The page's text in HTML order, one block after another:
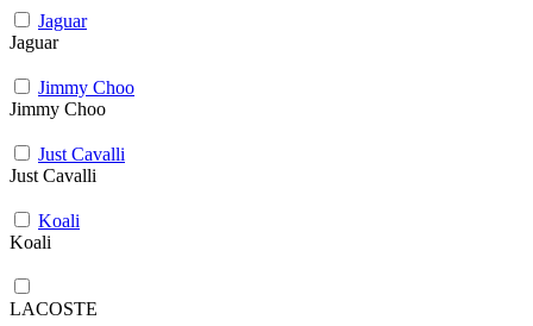
Jaguar
Jaguar
Jimmy Choo
Jimmy Choo
Just Cavalli
Just Cavalli
Koali
Koali
LACOSTE